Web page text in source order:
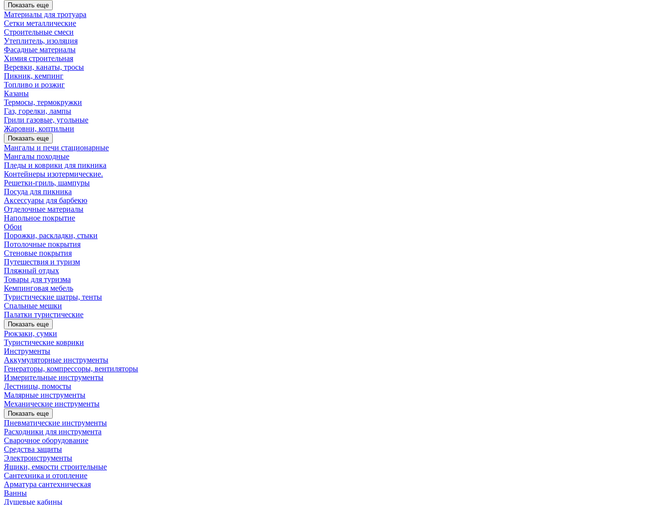
Показать еще
Материалы для тротуара
Сетки металлические
Строительные смеси
Утеплитель, изоляция
Фасадные материалы
Химия строительная
Веревки, канаты, тросы
Пикник, кемпинг
Топливо и розжиг
Казаны
Термосы, термокружки
Газ, горелки, лампы
Грили газовые, угольные
Жаровни, коптильни
Показать еще
Мангалы и печи стационарные
Мангалы походные
Пледы и коврики для пикника
Контейнеры изотермические.
Решетки-гриль, шампуры
Посуда для пикника
Аксессуары для барбекю
Отделочные материалы
Напольное покрытие
Обои
Порожки, раскладки, стыки
Потолочные покрытия
Стеновые покрытия
Путешествия и туризм
Пляжный отдых
Товары для туризма
Кемпинговая мебель
Туристические шатры, тенты
Спальные мешки
Палатки туристические
Показать еще
Рюкзаки, сумки
Туристические коврики
Инструменты
Аккумуляторные инструменты
Генераторы, компрессоры, вентиляторы
Измерительные инструменты
Лестницы, помосты
Малярные инструменты
Механические инструменты
Показать еще
Пневматические инструменты
Расходники для инструмента
Сварочное оборудование
Средства защиты
Электроиструменты
Ящики, емкости строительные
Сантехника и отопление
Арматура сантехническая
Ванны
Душевые кабины